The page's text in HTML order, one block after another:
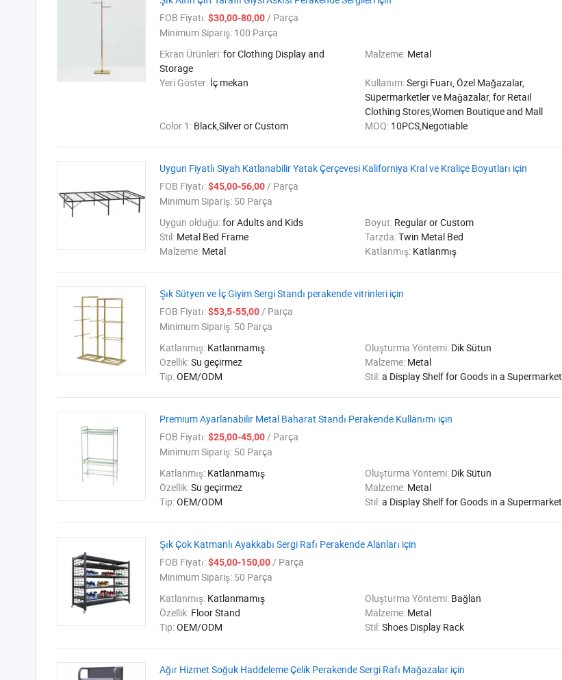
FOB Fiyatı:$30,00-80,00/ Parça
Minimum Sipariş: 100 Parça
Ekran Ürünleri:for Clothing Display and
Storage
Malzeme: Metal
Yeri Göster: İç mekan Kullanım:Sergi Fuarı, Özel Mağazalar,
Süpermarketler ve Mağazalar, for Retail
Clothing Stores,Women Boutique and Mall
Color 1: Black,Silver or Custom MOQ: 10PCS,Negotiable
Uygun Fiyatlı Siyah Katlanabilir Yatak Çerçevesi Kaliforniya Kral ve Kraliçe Boyutları için
FOB Fiyatı:$45,00-56,00/ Parça
Minimum Sipariş: 50 Parça
Uygun olduğu:for Adults and Kids Boyut: Regular or Custom
Stil: Metal Bed Frame Tarzda:Twin Metal Bed
Malzeme: Metal Katlanmış: Katlanmış
Şık Sütyen ve İç Giyim Sergi Standı perakende vitrinleri için
FOB Fiyatı:$53,5-55,00/ Parça
Minimum Sipariş: 50 Parça
Katlanmış: Katlanmamış Oluşturma Yöntemi: Dik Sütun
Özellik:Su geçirmez Malzeme: Metal
Tip:OEM/ODM Stil:a Display Shelf for Goods in a Supermarket
Premium Ayarlanabilir Metal Baharat Standı Perakende Kullanımı için
FOB Fiyatı:$25,00-45,00/ Parça
Minimum Sipariş: 50 Parça
Katlanmış: Katlanmamış Oluşturma Yöntemi: Dik Sütun
Özellik:Su geçirmez Malzeme: Metal
Tip:OEM/ODM Stil:a Display Shelf for Goods in a Supermarket
Şık Çok Katmanlı Ayakkabı Sergi Rafı Perakende Alanları için
FOB Fiyatı:$45,00-150,00/ Parça
Minimum Sipariş: 50 Parça
Katlanmış: Katlanmamış Oluşturma Yöntemi: Bağlan
Özellik: Floor Stand Malzeme: Metal
Tip:OEM/ODM Stil:Shoes Display Rack
Ağır Hizmet Soğuk Haddeleme Çelik Perakende Sergi Rafı Mağazalar için